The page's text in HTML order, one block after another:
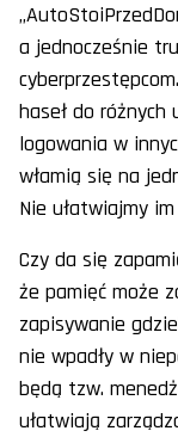
a jednocześnie
haseł do różnych
logowania w
włamią się na
Nie ułatwiajmy
Czy da się
że pamięć może
zapisywanie
nie wpadły w
będą tzw.
ułatwiają